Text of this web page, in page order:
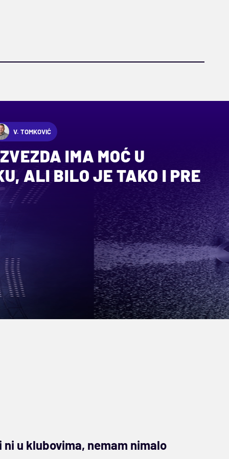
V. TOMKOVIĆ
IMA MOĆ U
ALI BILO JE TAKO I PRE
u klubovima, nemam nimalo